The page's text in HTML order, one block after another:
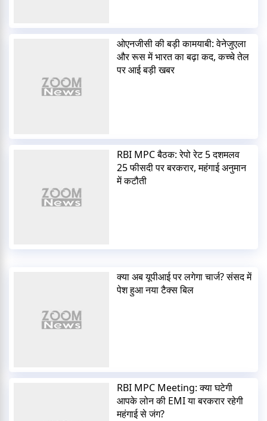
ओएनजीसी की बड़ी कामयाबी: वेनेजुएला
और रूस में भारत का बढ़ा कद, कच्चे तेल
पर आई बड़ी खबर
RBI MPC बैठक: रेपो रेट 5 दशमलव
25 फीसदी पर बरकरार, महंगाई अनुमान
में कटौती
क्या अब यूपीआई पर लगेगा चार्ज? संसद में
पेश हुआ नया टैक्स बिल
RBI MPC Meeting: क्या घटेगी
आपके लोन की EMI या बरकरार रहेगी
महंगाई से जंग?